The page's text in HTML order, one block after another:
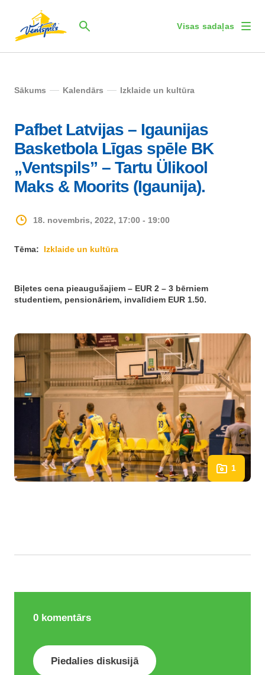
Visas sadaļas
Sākums Kalendārs Izklaide un kultūra
Pafbet Latvijas – Igaunijas
Basketbola Līgas spēle BK
„Ventspils” – Tartu Ülikool
Maks & Moorits (Igaunija).
18. novembris, 2022, 17:00 - 19:00
Tēma: Izklaide un kultūra
Biļetes cena pieaugušajiem – EUR 2 – 3 bērniem
studentiem, pensionāriem, invalīdiem EUR 1.50.
1
0 komentārs
Piedalies diskusijā